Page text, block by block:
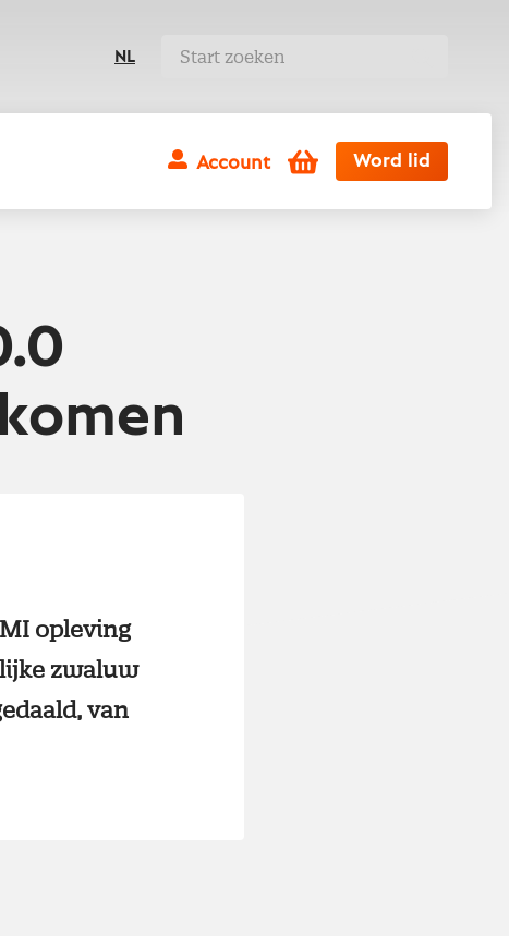
NL
Account Winkelwagen
Word lid
opleving
zwaluw
van